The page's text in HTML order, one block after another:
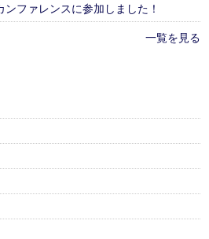
ファレンスに参加しました！
一覧を見る